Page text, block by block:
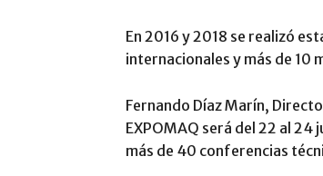
En 2016 y 2018 se realizó
internacionales y más de 10
Fernando Díaz Marín,
EXPOMAQ será del 22 al
más de 40 conferencias